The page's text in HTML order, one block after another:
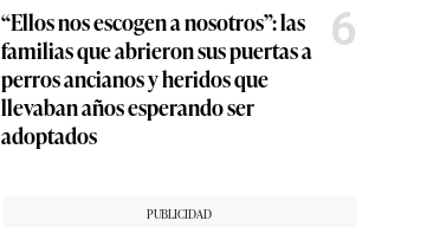
“Ellos nos escogen a nosotros”: las
familias que abrieron sus puertas a
perros ancianos y heridos que
llevaban años esperando ser
adoptados
6